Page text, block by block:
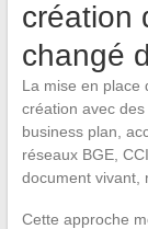
création
changé
La mise en place
création avec
business plan,
réseaux BGE,
document vivant,
Cette approche